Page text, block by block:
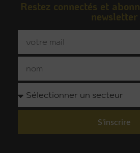
Restez connectés et
newsletter
S'inscrire